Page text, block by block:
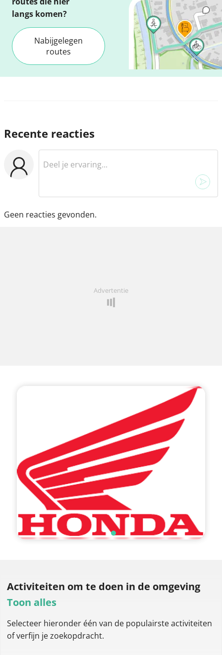
langs komen?
Nabijgelegen
routes
Recente reacties
Geen reacties gevonden.
Advertentie
Activiteiten om te doen in de omgeving
Toon alles
Selecteer hieronder één van de populairste activiteiten
of verfijn je zoekopdracht.